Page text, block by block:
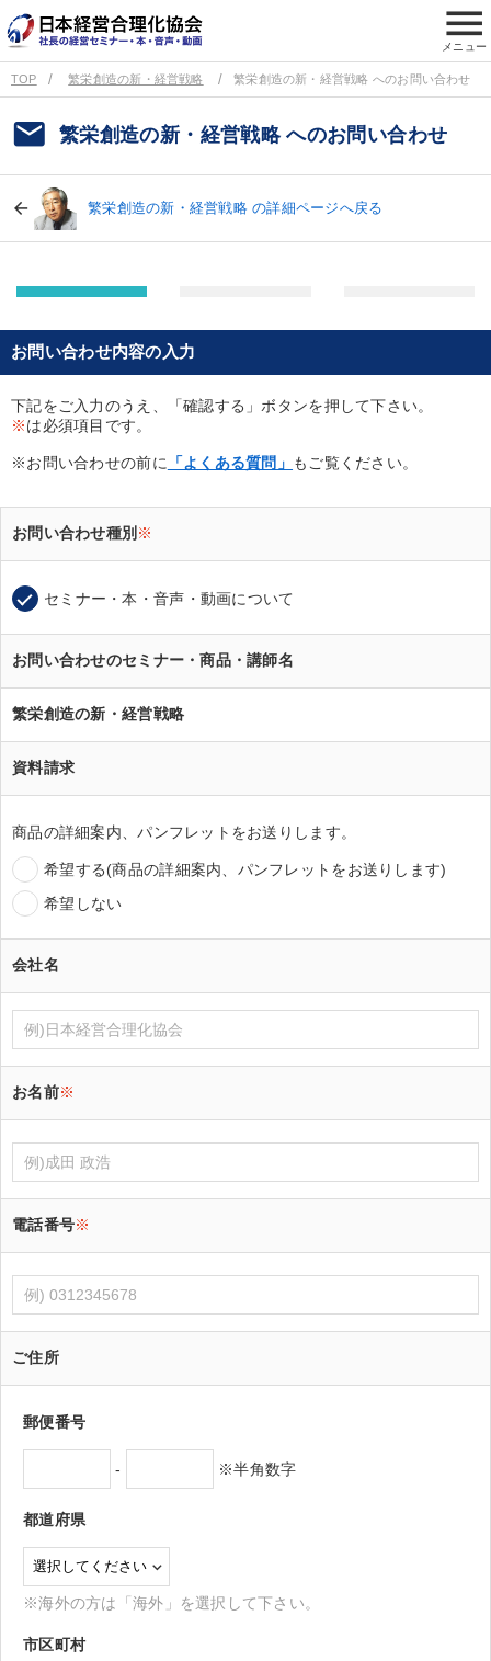
menu
メニュー
TOP 繁栄創造の新・経営戦略 繁栄創造の新・経営戦略 へのお問い合わせ
email 繁栄創造の新・経営戦略 へのお問い合わせ
繁栄創造の新・経営戦略 の詳細ページへ戻る
お問い合わせ内容の入力
下記をご入力のうえ、「確認する」ボタンを押して下さい。
※は必須項目です。
※お問い合わせの前に 「よくある質問」 もご覧ください。
お問い合わせ種別 ※
セミナー・本・音声・動画について
お問い合わせのセミナー・商品・講師名
繁栄創造の新・経営戦略
資料請求
商品の詳細案内、パンフレットをお送りします。
希望する(商品の詳細案内、パンフレットをお送りします)
希望しない
会社名
お名前※
電話番号※
ご住所
郵便番号
- ※半角数字
都道府県
※海外の方は「海外」を選択して下さい。
市区町村